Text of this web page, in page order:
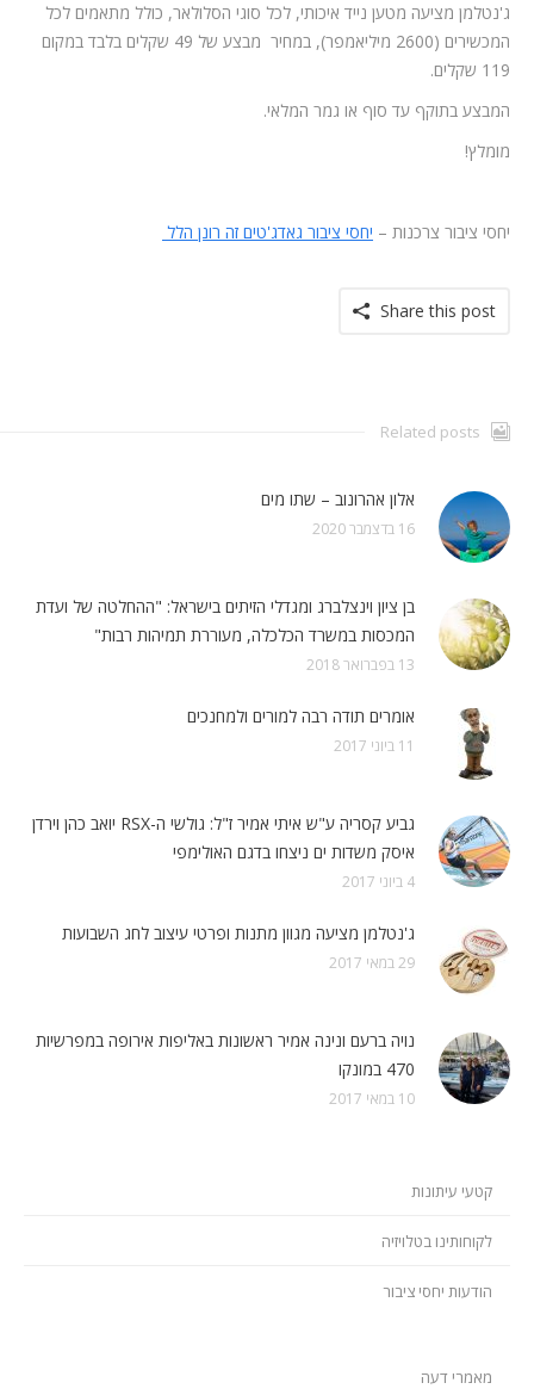
ג'נטלמן מציעה מטען נייד איכותי, לכל סוגי הסלולאר, כולל מתאמים לכל
המכשירים (2600 מיליאמפר), במחיר מבצע של 49 שקלים בלבד במקום
119 שקלים.
המבצע בתוקף עד סוף או גמר המלאי.
מומלץ!
יחסי ציבור צרכנות – יחסי ציבור גאדג'טים זה רונן הלל
Share this post
Related posts
אלון אהרונוב – שתו מים
16 בדצמבר 2020
בן ציון וינצלברג ומגדלי הזיתים בישראל: "ההחלטה של ועדת
המכסות במשרד הכלכלה, מעוררת תמיהות רבות"
13 בפברואר 2018
אומרים תודה רבה למורים ולמחנכים
11 ביוני 2017
גביע קסריה ע"ש איתי אמיר ז"ל: גולשי ה-RSX יואב כהן וירדן
איסק משדות ים ניצחו בדגם האולימפי
4 ביוני 2017
ג'נטלמן מציעה מגוון מתנות ופרטי עיצוב לחג השבועות
29 במאי 2017
נויה ברעם ונינה אמיר ראשונות באליפות אירופה במפרשיות
470 במונקו
10 במאי 2017
קטעי עיתונות
לקוחותינו בטלויזיה
הודעות יחסי ציבור
מאמרי דעה